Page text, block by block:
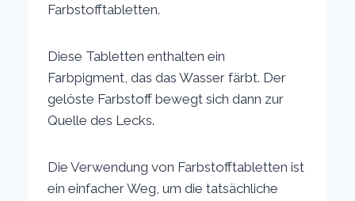
Farbstofftabletten.
Diese Tabletten enthalten ein
Farbpigment, das das Wasser färbt. Der
gelöste Farbstoff bewegt sich dann zur
Quelle des Lecks.
Die Verwendung von Farbstofftabletten ist
ein einfacher Weg, um die tatsächliche